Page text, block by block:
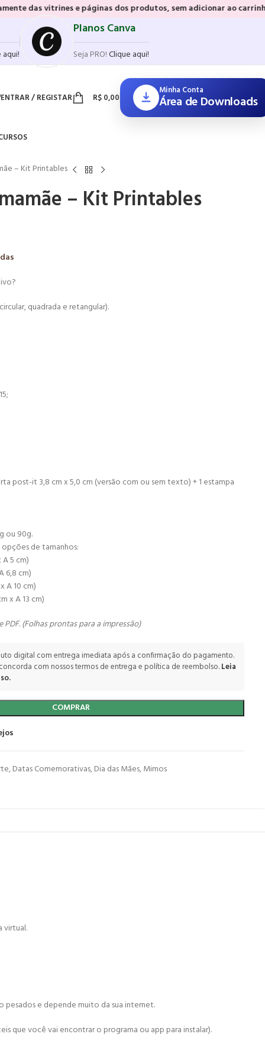
e páginas dos produtos, sem adicionar ao carrinho e sem
aqui!
Planos Canva
Seja PRO!Clique aqui!
ENTRAR / REGISTAR R$0,00
Minha Conta
Área de Downloads
– Kit Printables
– Kit Printables
quadrada e retangular).
post-it 3,8 cm x 5,0 cm (versão com ou sem texto) + 1 estampa
ou 90g.
de tamanhos:
A 5 cm)
6,8 cm)
A 10 cm)
x A 13 cm)
PDF. (Folhas prontas para a impressão)
digital com entrega imediata após a confirmação do pagamento.
com nossos termos de entrega e política de reembolso.Leia
COMPRAR
,Datas Comemorativas,Dia das Mães,Mimos
virtual.
pesados e depende muito da sua internet.
que você vai encontrar o programa ou app para instalar).